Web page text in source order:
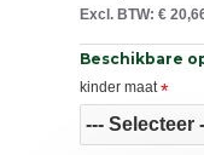
Excl. BTW: €
Beschikbare
kinder maat